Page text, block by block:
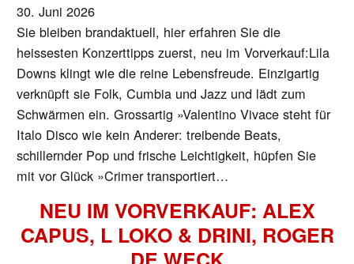
30. Juni 2026
Sie bleiben brandaktuell, hier erfahren Sie die
heissesten Konzerttipps zuerst, neu im Vorverkauf:Lila
Downs klingt wie die reine Lebensfreude. Einzigartig
verknüpft sie Folk, Cumbia und Jazz und lädt zum
Schwärmen ein. Grossartig »Valentino Vivace steht für
Italo Disco wie kein Anderer: treibende Beats,
schillernder Pop und frische Leichtigkeit, hüpfen Sie
mit vor Glück »Crimer transportiert…
NEU IM VORVERKAUF: ALEX
CAPUS, L LOKO & DRINI, ROGER